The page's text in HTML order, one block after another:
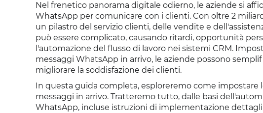
Nel frenetico panorama digitale odierno, le aziende si
WhatsApp per comunicare con i clienti. Con oltre 2
un pilastro del servizio clienti, delle vendite e
può essere complicato, causando ritardi, opportunità
l'automazione del flusso di lavoro nei sistemi CRM.
messaggi WhatsApp in arrivo, le aziende possono
migliorare la soddisfazione dei clienti.
In questa guida completa, esploreremo come
messaggi in arrivo. Tratteremo tutto, dalle basi
WhatsApp, incluse istruzioni di implementazione